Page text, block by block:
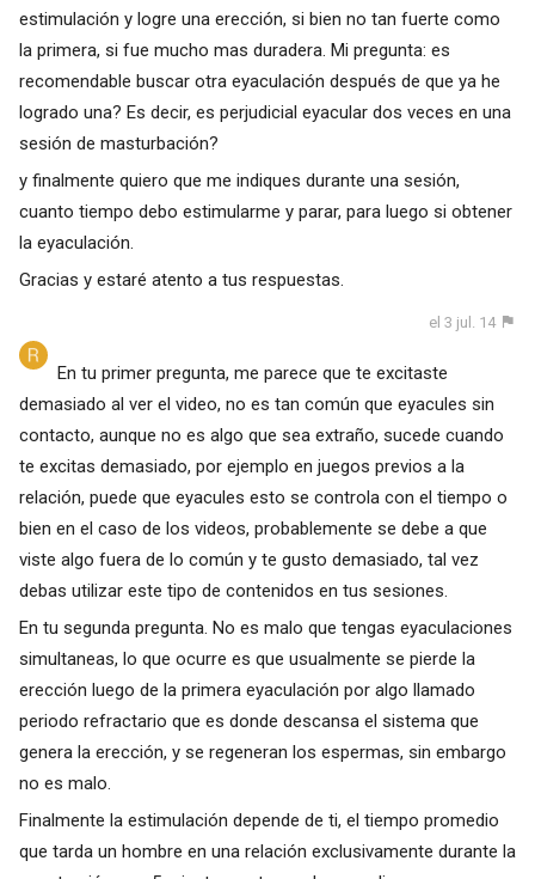
estimulación y logre una erección, si bien no tan fuerte como
la primera, si fue mucho mas duradera. Mi pregunta: es
recomendable buscar otra eyaculación después de que ya he
logrado una? Es decir, es perjudicial eyacular dos veces en una
sesión de masturbación?
y finalmente quiero que me indiques durante una sesión,
cuanto tiempo debo estimularme y parar, para luego si obtener
la eyaculación.
Gracias y estaré atento a tus respuestas.
el 3 jul. 14
En tu primer pregunta, me parece que te excitaste
demasiado al ver el video, no es tan común que eyacules sin
contacto, aunque no es algo que sea extraño, sucede cuando
te excitas demasiado, por ejemplo en juegos previos a la
relación, puede que eyacules esto se controla con el tiempo o
bien en el caso de los videos, probablemente se debe a que
viste algo fuera de lo común y te gusto demasiado, tal vez
debas utilizar este tipo de contenidos en tus sesiones.
En tu segunda pregunta. No es malo que tengas eyaculaciones
simultaneas, lo que ocurre es que usualmente se pierde la
erección luego de la primera eyaculación por algo llamado
periodo refractario que es donde descansa el sistema que
genera la erección, y se regeneran los espermas, sin embargo
no es malo.
Finalmente la estimulación depende de ti, el tiempo promedio
que tarda un hombre en una relación exclusivamente durante la